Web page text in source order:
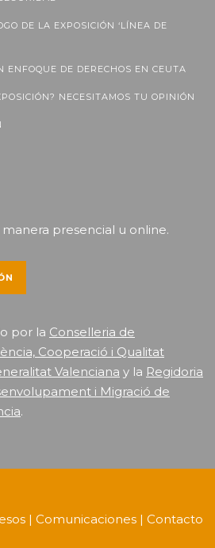
DE LA EXPOSICIÓN ‘LÍNEA DE
ENFOQUE DE DERECHOS EN CEUTA
NECESITAMOS TU OPINIÓN
presencial u online.
por la Conselleria de
Cooperació i Qualitat
Valenciana y la Regidoria
i Migració de
.
| Comunicaciones | Contacto